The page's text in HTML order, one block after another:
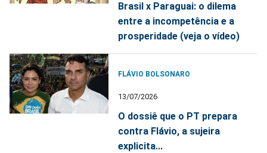
Brasil x Paraguai: o dilema
entre a incompetência e a
prosperidade (veja o vídeo)
FLÁVIO BOLSONARO
13/07/2026
O dossiê que o PT prepara
contra Flávio, a sujeira
explicita...